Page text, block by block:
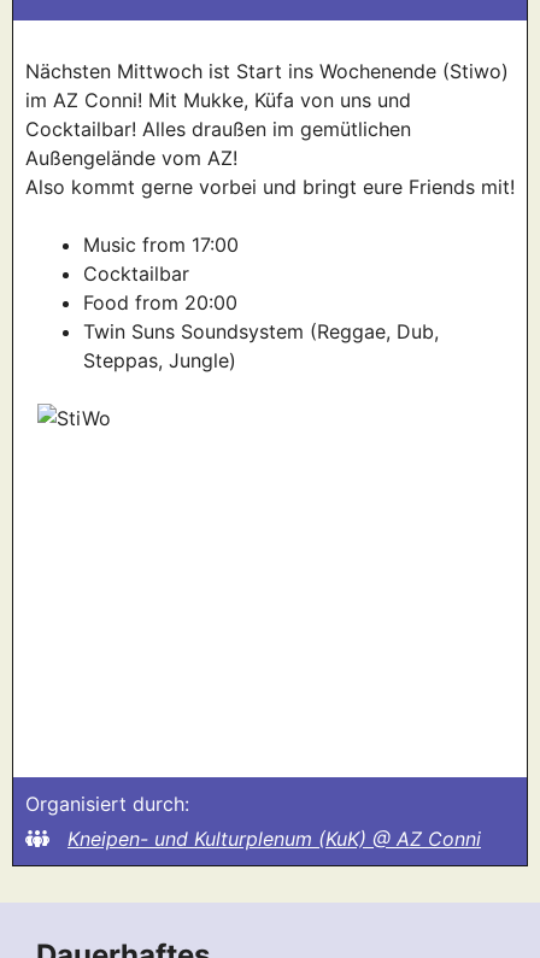
Nächsten Mittwoch ist Start ins Wochenende (Stiwo)
im AZ Conni! Mit Mukke, Küfa von uns und
Cocktailbar! Alles draußen im gemütlichen
Außengelände vom AZ!
Also kommt gerne vorbei und bringt eure Friends mit!
Music from 17:00
Cocktailbar
Food from 20:00
Twin Suns Soundsystem (Reggae, Dub,
Steppas, Jungle)
Organisiert durch:
Kneipen- und Kulturplenum (KuK) @ AZ Conni